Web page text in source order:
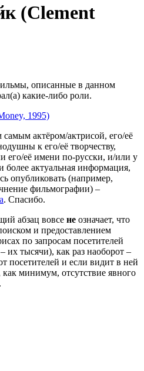
(Clement
описанные в данном
какие-либо роли.
1995)
актёром/актрисой, его/её
к его/её творчеству,
его/её имени по-русски, и/или у
более актуальная информация,
опубликовать (например,
фильмографии) –
. Спасибо.
абзац вовсе не означает, что
и предоставлением
по запросам посетителей
их тысячи), как раз наоборот –
посетителей и если видит в ней
минимум, отсутствие явного